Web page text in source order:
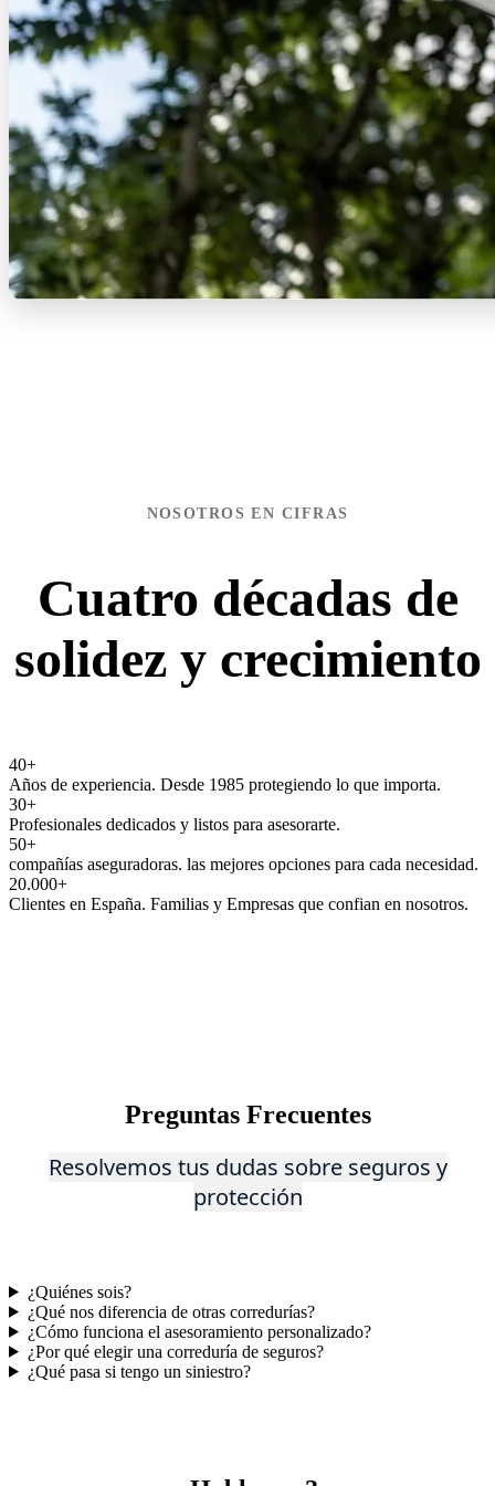
NOSOTROS EN CIFRAS
Cuatro décadas de
solidez y crecimiento
40+
Años de experiencia. Desde 1985 protegiendo lo que importa.
30+
Profesionales dedicados y listos para asesorarte.
50+
compañías aseguradoras. las mejores opciones para cada necesidad.
20.000+
Clientes en España. Familias y Empresas que confian en nosotros.
Preguntas Frecuentes
Resolvemos tus dudas sobre seguros y
protección
¿Quiénes sois?
¿Qué nos diferencia de otras corredurías?
¿Cómo funciona el asesoramiento personalizado?
¿Por qué elegir una correduría de seguros?
¿Qué pasa si tengo un siniestro?